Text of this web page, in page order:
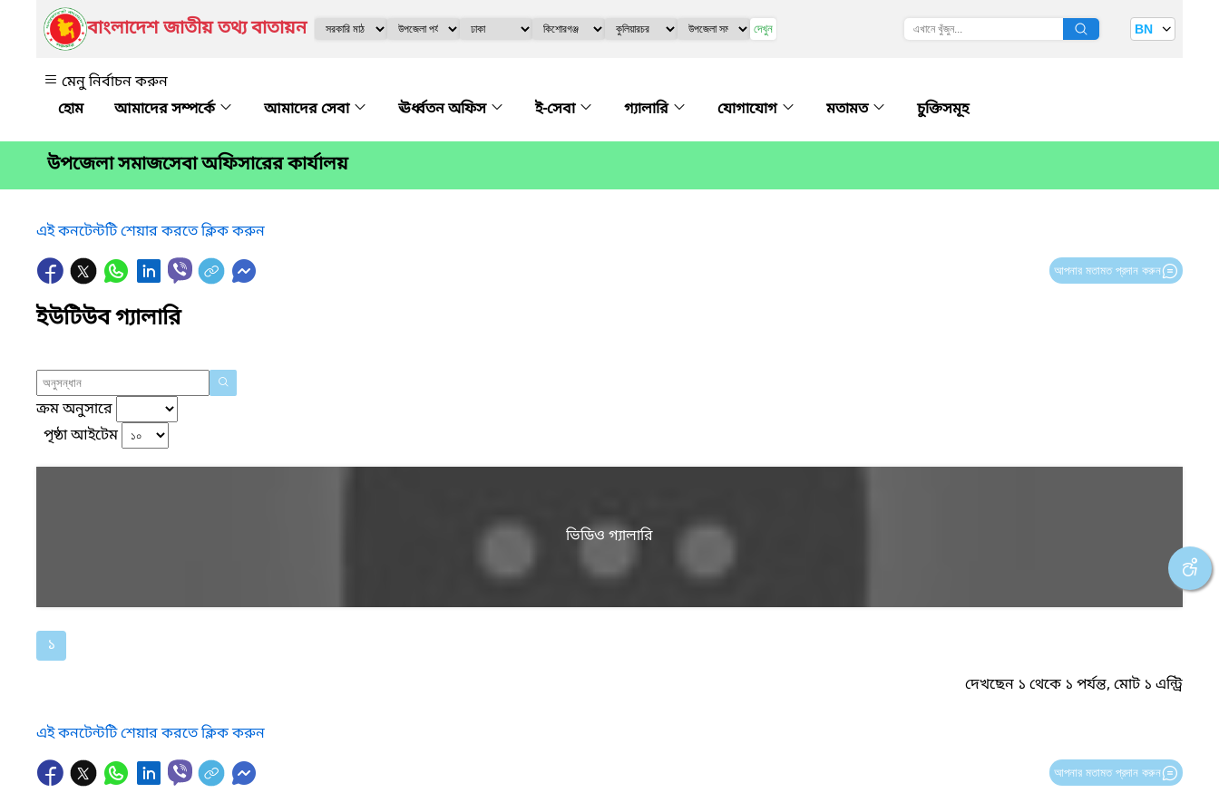
বাংলাদেশ জাতীয় তথ্য বাতায়ন দেখুন BN
মেনু নির্বাচন করুন
আমাদের সম্পর্কে
আমাদের সেবা ঊর্ধ্বতন অফিস ই-সেবা গ্যালারি যোগাযোগ মতামত চুক্তিসমূহ
উপজেলা সমাজসেবা অফিসারের কার্যালয়
এই কনটেন্টটি শেয়ার করতে ক্লিক করুন
আপনার মতামত প্রদান করুন
ইউটিউব গ্যালারি
ক্রম অনুসারে
পৃষ্ঠা আইটেম
ভিডিও গ্যালারি
১
দেখছেন ১ থেকে ১ পর্যন্ত, মোট ১ এন্ট্রি
এই কনটেন্টটি শেয়ার করতে ক্লিক করুন
আপনার মতামত প্রদান করুন